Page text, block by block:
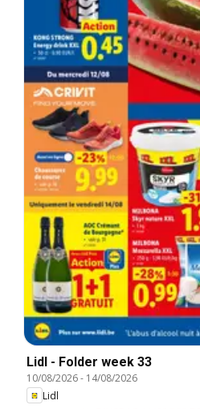
Lidl - Folder week 33
10/08/2026- 14/08/2026
Lidl